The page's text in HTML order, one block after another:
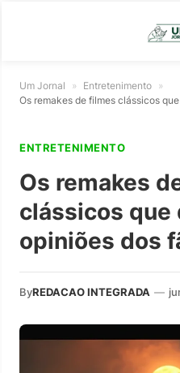
Um Jornal » Entretenimento »
Os remakes de filmes clássicos
ENTRETENIMENTO
Os remakes
clássicos que
opiniões dos
ByREDACAO INTEGRADA —